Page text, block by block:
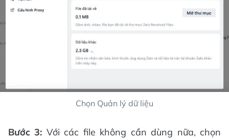
Chọn Quản lý dữ liệu
Bước 3: Với các file không cần dùng nữa, chọn